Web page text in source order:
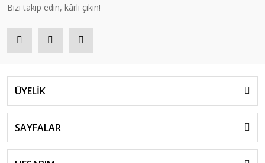
Bizi takip edin, kârlı çıkın!
ÜYELİK
SAYFALAR